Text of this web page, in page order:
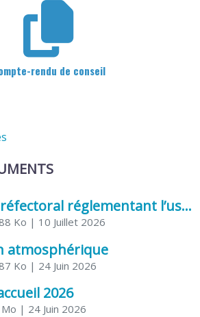
rendu de conseil
Arrêté préfectoral réglementant l’usage de l’eau
Ko | 10 Juillet 2026
atmosphérique
Ko | 24 Juin 2026
2026
| 24 Juin 2026